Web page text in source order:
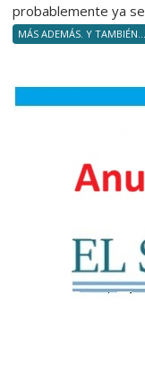
probablemente ya
MÁS ADEMÁS. Y TAMBIÉN...